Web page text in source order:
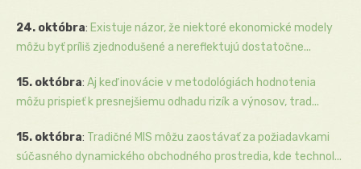
24. októbra: Existuje názor, že niektoré ekonomické modely
môžu byť príliš zjednodušené a nereflektujú dostatočne...
15. októbra: Aj keď inovácie v metodológiách hodnotenia
môžu prispieť k presnejšiemu odhadu rizík a výnosov, trad...
15. októbra: Tradičné MIS môžu zaostávať za požiadavkami
súčasného dynamického obchodného prostredia, kde technol...